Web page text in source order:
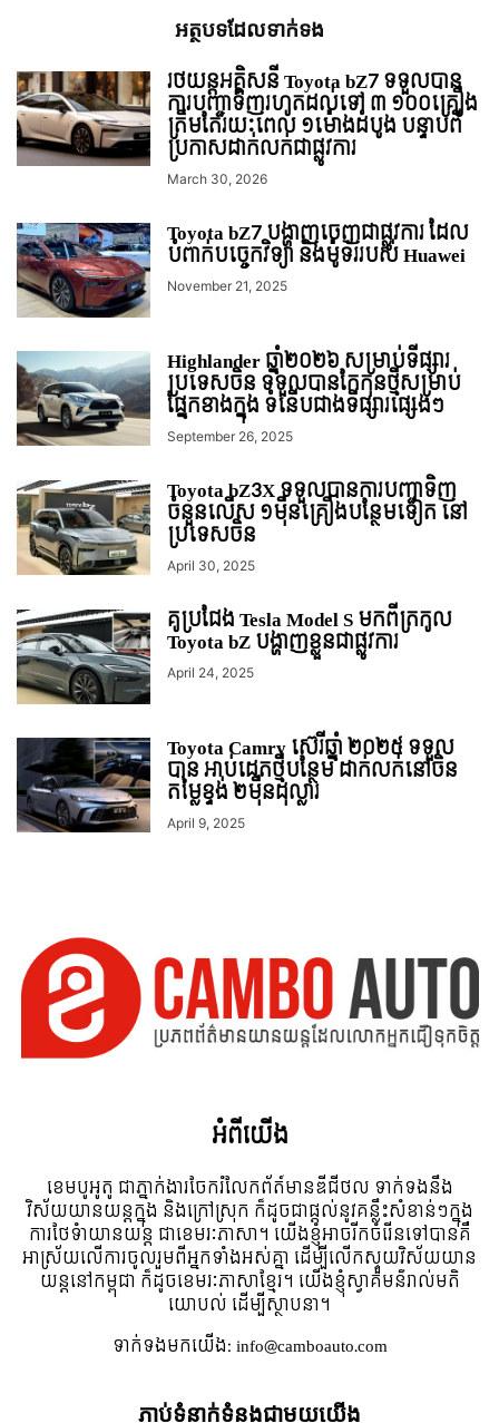
អត្ថបទ​ដែល​ទាក់ទង
រថយន្ដអគ្គិសនី Toyota bZ7 ទទួលបាន
ការបញ្ជាទិញរហូតដល់ទៅ ៣ ១០០គ្រឿង
ត្រឹមតែរយៈពេល ១ម៉ោងដំបូង បន្ទាប់ពី
ប្រកាសដាក់លក់ជាផ្លូវការ
March 30, 2026
Toyota bZ7 ​​បង្ហាញ​ចេញជាផ្លូវការ ដែល
បំពាក់បច្ចេកវិទ្យា និងម៉ូទ័ររបស់ Huawei
November 21, 2025
Highlander ឆ្នាំ២០២៦ សម្រាប់ទីផ្សារ
ប្រទេសចិន ទទួលបានកែកុនថ្មីសម្រាប់
ផ្នែកខាងក្នុង ទំនើបជាងទីផ្សារផ្សេងៗ
September 26, 2025
Toyota bZ3X ទទួលបានការបញ្ជាទិញ
ចំនួនលើស ១ម៉ឺនគ្រឿងបន្ថែមទៀត នៅ
ប្រទេសចិន
April 30, 2025
គូប្រជែង Tesla Model S មកពីត្រកូល
Toyota bZ បង្ហាញខ្លួនជាផ្លូវការ
April 24, 2025
Toyota Camry ស៊េរីឆ្នាំ ២០២៥ ទទួល
បាន អាប់ដេតថ្មីបន្ថែម ដាក់លក់នៅចិន
តម្លៃខ្ទង់ ២មុឺនដុល្លារ
April 9, 2025
អំពី​យើង
ខេមបូអូតូ ជាភ្នាក់ងារចែករំលែកព័ត៍មានឌីជីថល ទាក់ទងនឹង
វិស័យយានយន្តក្នុង និងក្រៅស្រុក ក៏ដូចជាផ្តល់នូវគន្លឹះសំខាន់ៗក្នុង
ការថែទំាយានយន្ត ជាខេមរៈភាសា។ យើងខ្ញុំអាចរីកចំរើនទៅបានគឺ
អាស្រ័យលើការចូលរួមពីអ្នកទាំងអស់គ្នា ដើម្បីលើកស្ទួយវិស័យយាន
យន្តនៅកម្ពុជា ក៏ដូចខេមរៈភាសាខ្មែរ។ យើងខ្ញុំស្វាគមន៌រាល់មតិ
យោបល់ ដើម្បីស្ថាបនា។
ទាក់ទង​មក​យើង:info@camboauto.com
ភ្ជាប់ទំនាក់ទំនងជាមួយយើង